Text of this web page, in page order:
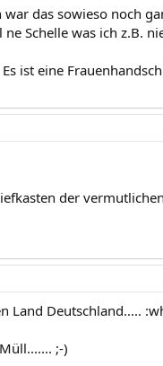
das sowieso noch
Schelle was ich z.B.
ist eine
der
Land Deutschland.....
;-)